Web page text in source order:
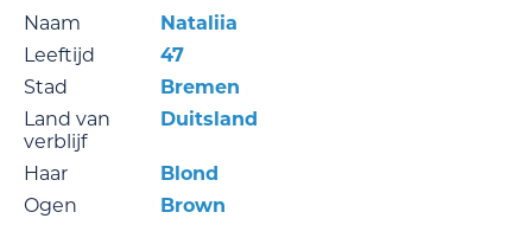
Naam
Nataliia
Leeftijd
47
Stad
Bremen
Land van
verblijf
Duitsland
Haar
Blond
Ogen
Brown